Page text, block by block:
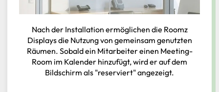
Nach der Installation ermöglichen die Roomz
Displays die Nutzung von gemeinsam genutzten
Räumen. Sobald ein Mitarbeiter einen Meeting-
Room im Kalender hinzufügt, wird er auf dem
Bildschirm als "reserviert" angezeigt.